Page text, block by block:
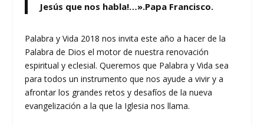
Jesús que nos habla!…».Papa Francisco.
Palabra y Vida 2018 nos invita este año a hacer de la
Palabra de Dios el motor de nuestra renovación
espiritual y eclesial. Queremos que Palabra y Vida sea
para todos un instrumento que nos ayude a vivir y a
afrontar los grandes retos y desafíos de la nueva
evangelización a la que la Iglesia nos llama.